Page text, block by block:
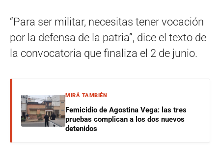
“Para ser militar, necesitas tener vocación
por la defensa de la patria”, dice el texto de
la convocatoria que finaliza el 2 de junio.
MIRÁ TAMBIÉN
Femicidio de Agostina Vega: las tres
pruebas complican a los dos nuevos
detenidos